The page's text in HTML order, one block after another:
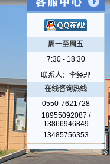
周一至周五
7:30 - 18:30
联系人：李经理
在线咨询热线
0550-7621728
18955092087 /
13866946849
13485756353